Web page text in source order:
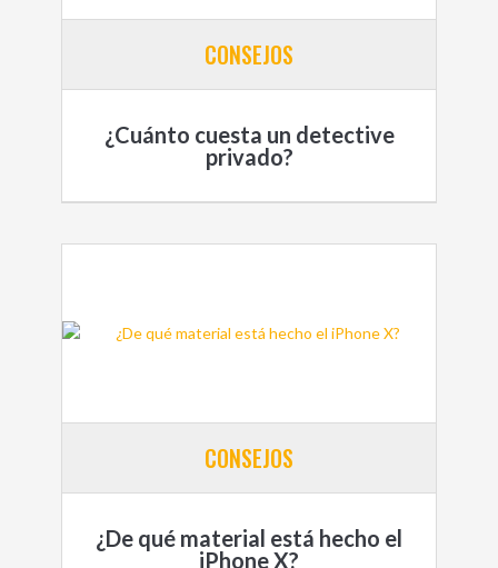
CONSEJOS
¿Cuánto cuesta un detective
privado?
CONSEJOS
¿De qué material está hecho el
iPhone X?